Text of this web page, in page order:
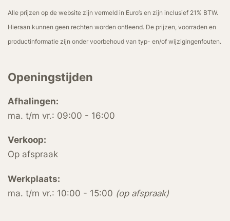
Alle prijzen op de website zijn vermeld in Euro’s en zijn inclusief 21% BTW.
Hieraan kunnen geen rechten worden ontleend. De prijzen, voorraden en
productinformatie zijn onder voorbehoud van typ- en/of wijzigingenfouten.
Openingstijden
Afhalingen:
ma. t/m vr.: 09:00 - 16:00
Verkoop:
Op afspraak
Werkplaats:
ma. t/m vr.: 10:00 - 15:00 (op afspraak)